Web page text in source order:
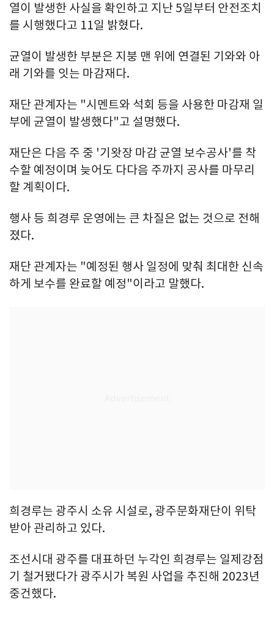
열이 발생한 사실을 확인하고 지난 5일부터 안전조치
를 시행했다고 11일 밝혔다.
균열이 발생한 부분은 지붕 맨 위에 연결된 기와와 아
래 기와를 잇는 마감재다.
재단 관계자는 "시멘트와 석회 등을 사용한 마감재 일
부에 균열이 발생했다"고 설명했다.
재단은 다음 주 중 '기왓장 마감 균열 보수공사'를 착
수할 예정이며 늦어도 다다음 주까지 공사를 마무리
할 계획이다.
행사 등 희경루 운영에는 큰 차질은 없는 것으로 전해
졌다.
재단 관계자는 "예정된 행사 일정에 맞춰 최대한 신속
하게 보수를 완료할 예정"이라고 말했다.
희경루는 광주시 소유 시설로, 광주문화재단이 위탁
받아 관리하고 있다.
조선시대 광주를 대표하던 누각인 희경루는 일제강점
기 철거됐다가 광주시가 복원 사업을 추진해 2023년
중건했다.